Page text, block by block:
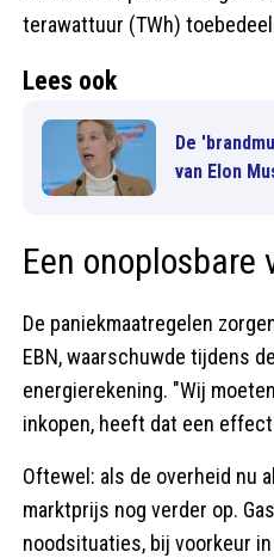
terawattuur (TWh)
Lees ook
De
van Elon
Een onoplosbare
De paniekmaatregelen
EBN, waarschuwde tijdens
energierekening. "Wij
inkopen, heeft dat een
Oftewel: als de overheid nu
marktprijs nog verder op.
noodsituaties, bij voorkeur